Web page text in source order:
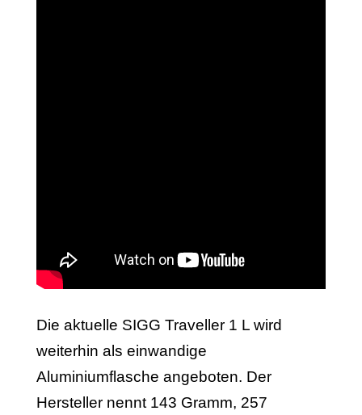
Die aktuelle SIGG Traveller 1 L wird
weiterhin als einwandige
Aluminiumflasche angeboten. Der
Hersteller nennt 143 Gramm, 257